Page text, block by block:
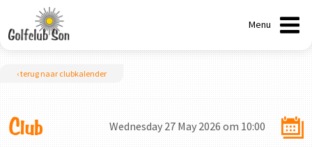
Menu
‹ terug naar clubkalender
Wednesday 27 May 2026 om 10:00
Club